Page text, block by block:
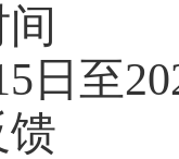
日至
馈